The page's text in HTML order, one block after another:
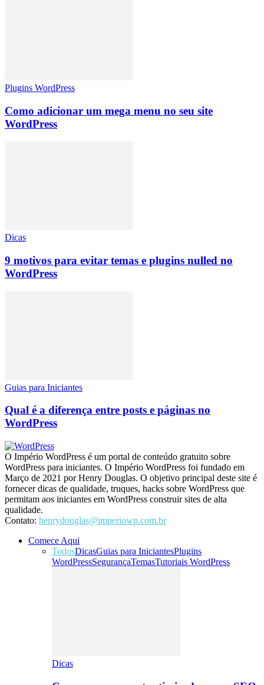
Plugins WordPress
Como adicionar um mega menu no seu site
WordPress
Dicas
9 motivos para evitar temas e plugins nulled no
WordPress
Guias para Iniciantes
Qual é a diferença entre posts e páginas no
WordPress
O Império WordPress é um portal de conteúdo gratuito sobre
WordPress para iniciantes. O Império WordPress foi fundado em
Março de 2021 por Henry Douglas. O objetivo principal deste site é
fornecer dicas de qualidade, truques, hacks sobre WordPress que
permitam aos iniciantes em WordPress construir sites de alta
qualidade.
Contato: henrydouglas@imperiowp.com.br
Comece Aqui
TodosDicasGuias para IniciantesPlugins
WordPressSegurançaTemasTutoriais WordPress
Dicas